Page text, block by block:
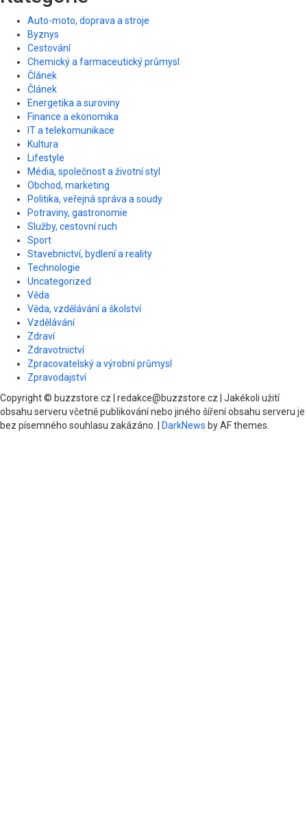
Auto-moto, doprava a stroje
Byznys
Cestování
Chemický a farmaceutický průmysl
Článek
Článek
Energetika a suroviny
Finance a ekonomika
IT a telekomunikace
Kultura
Lifestyle
Média, společnost a životní styl
Obchod, marketing
Politika, veřejná správa a soudy
Potraviny, gastronomie
Služby, cestovní ruch
Sport
Stavebnictví, bydlení a reality
Technologie
Uncategorized
Věda
Věda, vzdělávání a školství
Vzdělávání
Zdraví
Zdravotnictví
Zpracovatelský a výrobní průmysl
Zpravodajství
Copyright © buzzstore.cz | redakce@buzzstore.cz | Jakékoli užití
obsahu serveru včetně publikování nebo jiného šíření obsahu serveru je
bez písemného souhlasu zakázáno.
DarkNews by AF themes.